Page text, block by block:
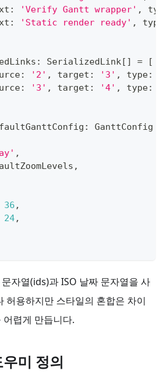
: 'Verify Gantt wrapper' ,
: 'Static render ready' , type
: SerializedLink[ ] =
[
: '2' , target : '3' , type:
: '3' , target : '4' , type:
: GanttConfig
,
,
36 ,
24,
자열(ids)과 ISO 날짜 문자열을 사
허용하지만 스타일의 혼합은 차이
렵게 만듭니다.
미 정의